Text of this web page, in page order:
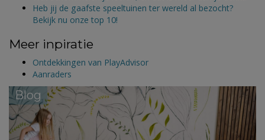
Heb jij de gaafste speeltuinen ter wereld al bezocht?
Bekijk nu onze top 10!
Meer inpiratie
Ontdekkingen van PlayAdvisor
Aanraders
Blog